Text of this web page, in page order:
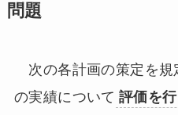
問題
次の各計画の策定を規
の実績について 評価を